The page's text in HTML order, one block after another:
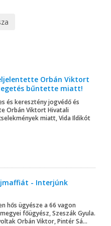
Orbán Viktort
bűntette miatt!
és keresztény jogvédő és
Orbán Viktort Hivatali
miatt, Vida Ildikót
- Interjúnk
hős ügyésze a 66 vagon
főügyész, Szeszák Gyula.
Orbán Viktor, Pintér Sá...